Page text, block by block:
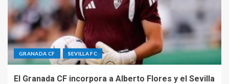
GRANADA CF SEVILLA FC
El Granada CF incorpora a Alberto Flores y el Sevilla